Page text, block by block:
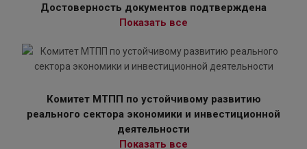
Достоверность документов подтверждена
Показать все
Комитет МТПП по устойчивому развитию
реального сектора экономики и инвестиционной
деятельности
Показать все